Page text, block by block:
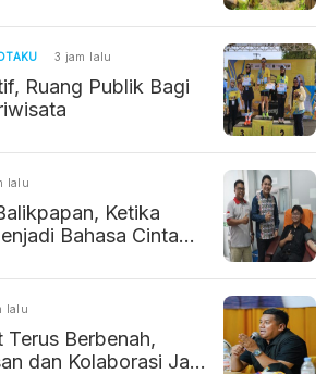
3 jam lalu
Ruang Publik Bagi
lalu
Ketika
Bahasa Cinta
lalu
Terus Berbenah,
dan Kolaborasi Jadi